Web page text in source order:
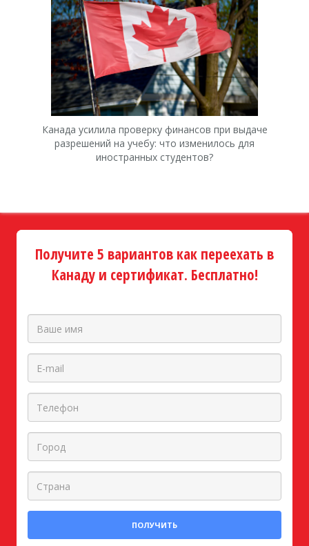
Канада усилила проверку финансов при выдаче
разрешений на учебу: что изменилось для
иностранных студентов?
Получите 5 вариантов как переехать в
Канаду и сертификат. Бесплатно!
ПОЛУЧИТЬ